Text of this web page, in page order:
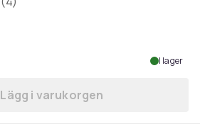
I lager
Lägg till Taylor Swift - The
Lägg i varukorgen